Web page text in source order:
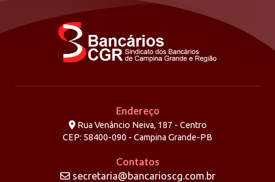
Endereço
Rua Venâncio Neiva, 187 - Centro
CEP: 58400-090 - Campina Grande-PB
Contatos
secretaria@bancarioscg.com.br